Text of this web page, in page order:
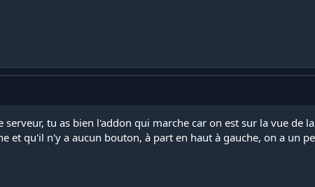
tu as bien l'addon qui marche car on est sur la vue de
et qu'il n'y a aucun bouton, à part en haut à gauche, on a un